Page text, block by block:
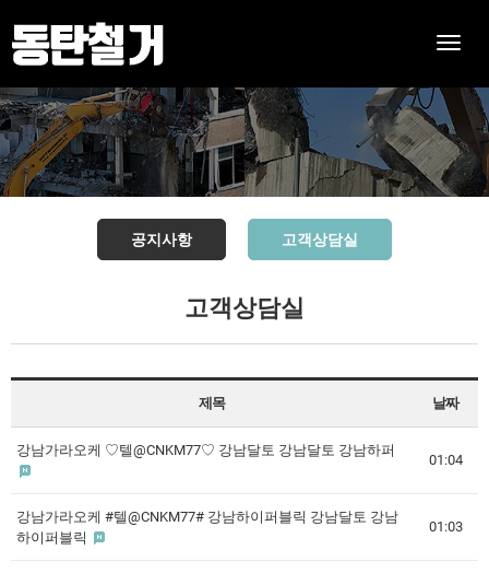
Toggle
공지사항 고객상담실
고객상담실
제목 날짜
강남가라오케 ♡텔@CNKM77♡ 강남달토 강남달토 강남하퍼
01:04
강남가라오케 #텔@CNKM77# 강남하이퍼블릭 강남달토 강남
하이퍼블릭
01:03